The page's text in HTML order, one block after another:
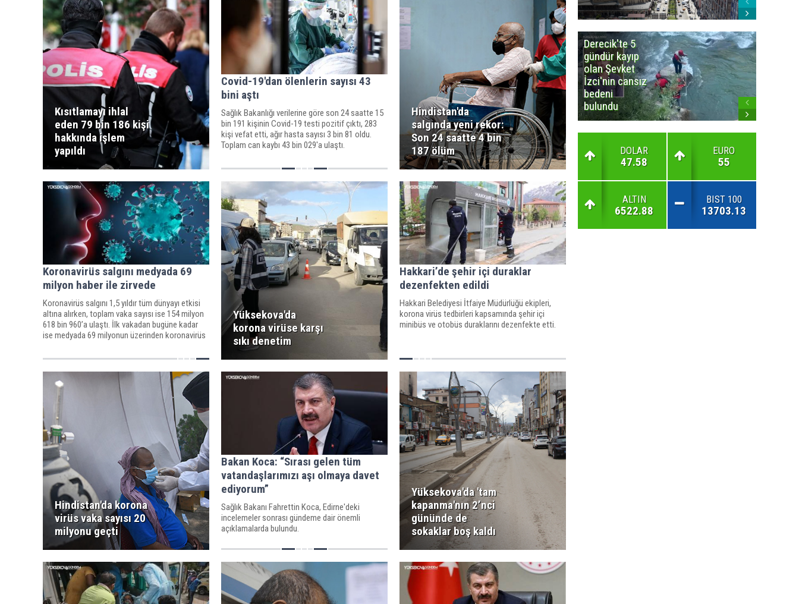
Kısıtlamayı ihlal
eden 79 bin 186 kişi
hakkında işlem
yapıldı
Covid-19'dan ölenlerin sayısı 43
bini aştı
Sağlık Bakanlığı verilerine göre son 24 saatte 15
bin 191 kişinin Covid-19 testi pozitif çıktı, 283
kişi vefat etti, ağır hasta sayısı 3 bin 81 oldu.
Toplam can kaybı 43 bin 029'a ulaştı.
Hindistan'da
salgında yeni rekor:
Son 24 saatte 4 bin
187 ölüm
Koronavirüs salgını medyada 69
milyon haber ile zirvede
Koronavirüs salgını 1,5 yıldır tüm dünyayı etkisi
altına alırken, toplam vaka sayısı ise 154 milyon
618 bin 960’a ulaştı. İlk vakadan bugüne kadar
ise medyada 69 milyonun üzerinden koronavirüs
Yüksekova'da
korona virüse karşı
sıkı denetim
Hakkari’de şehir içi duraklar
dezenfekten edildi
Hakkari Belediyesi İtfaiye Müdürlüğü ekipleri,
korona virüs tedbirleri kapsamında şehir içi
minibüs ve otobüs duraklarını dezenfekte etti.
Hindistan'da korona
virüs vaka sayısı 20
milyonu geçti
Bakan Koca: “Sırası gelen tüm
vatandaşlarımızı aşı olmaya davet
ediyorum”
Sağlık Bakanı Fahrettin Koca, Edirne'deki
incelemeler sonrası gündeme dair önemli
açıklamalarda bulundu.
Yüksekova'da 'tam
kapanma'nın 2’nci
gününde de
sokaklar boş kaldı
Derecik'te 5
gündür kayıp
olan Şevket
İzci'nin cansız
bedeni
bulundu
DOLAR
47.58
EURO
55
ALTIN
6522.88
BIST 100
13703.13